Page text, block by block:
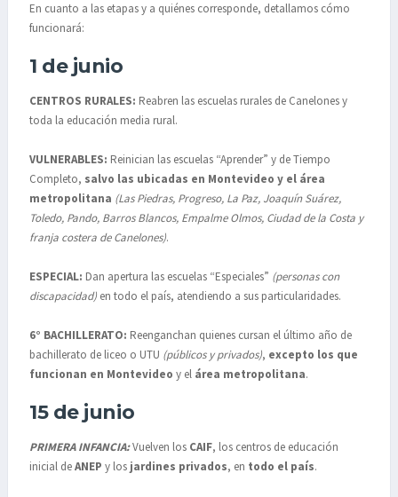
En cuanto a las etapas y a quiénes corresponde, detallamos cómo
funcionará:
1 de junio
CENTROS RURALES: Reabren las escuelas rurales de Canelones y
toda la educación media rural.
VULNERABLES: Reinician las escuelas “Aprender” y de Tiempo
Completo, salvo las ubicadas en Montevideo y el área
metropolitana (Las Piedras, Progreso, La Paz, Joaquín Suárez,
Toledo, Pando, Barros Blancos, Empalme Olmos, Ciudad de la Costa y
franja costera de Canelones).
ESPECIAL: Dan apertura las escuelas “Especiales” (personas con
discapacidad) en todo el país, atendiendo a sus particularidades.
6° BACHILLERATO: Reenganchan quienes cursan el último año de
bachillerato de liceo o UTU (públicos y privados), excepto los que
funcionan en Montevideo y el área metropolitana.
15 de junio
PRIMERA INFANCIA:Vuelven los CAIF, los centros de educación
inicial deANEP y los jardines privados, en todo el país.